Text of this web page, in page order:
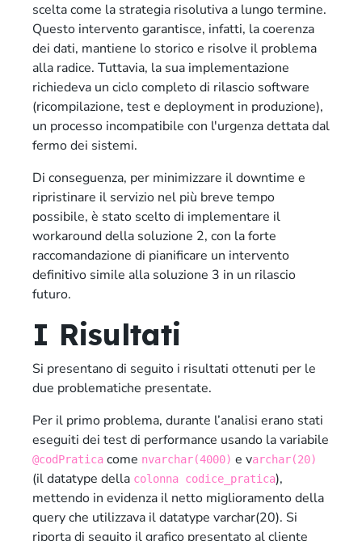
scelta come la strategia risolutiva a lungo termine.
Questo intervento garantisce, infatti, la coerenza
dei dati, mantiene lo storico e risolve il problema
alla radice. Tuttavia, la sua implementazione
richiedeva un ciclo completo di rilascio software
(ricompilazione, test e deployment in produzione),
un processo incompatibile con l'urgenza dettata dal
fermo dei sistemi.
Di conseguenza, per minimizzare il downtime e
ripristinare il servizio nel più breve tempo
possibile, è stato scelto di implementare il
workaround della soluzione 2, con la forte
raccomandazione di pianificare un intervento
definitivo simile alla soluzione 3 in un rilascio
futuro.
I Risultati
Si presentano di seguito i risultati ottenuti per le
due problematiche presentate.
Per il primo problema, durante l’analisi erano stati
eseguiti dei test di performance usando la variabile
@codPratica come nvarchar(4000) e varchar(20)
(il datatype della colonna codice_pratica),
mettendo in evidenza il netto miglioramento della
query che utilizzava il datatype varchar(20). Si
riporta di seguito il grafico presentato al cliente